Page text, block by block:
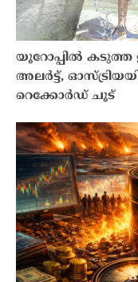
യൂറോപ്പിൽ കടുത്ത
അലർട്ട്,
റെക്കോർഡ് ചൂട്